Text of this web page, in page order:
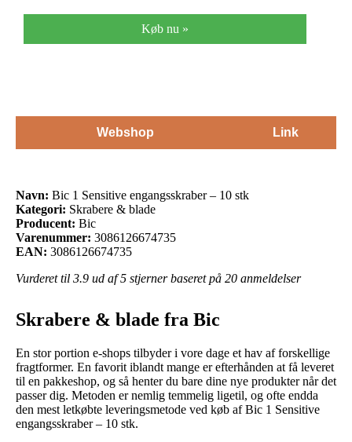
Køb nu »
Webshop Link
Navn: Bic 1 Sensitive engangsskraber – 10 stk
Kategori: Skrabere & blade
Producent: Bic
Varenummer: 3086126674735
EAN: 3086126674735
Vurderet til 3.9 ud af 5 stjerner baseret på 20 anmeldelser
Skrabere & blade fra Bic
En stor portion e-shops tilbyder i vore dage et hav af forskellige
fragtformer. En favorit iblandt mange er efterhånden at få leveret
til en pakkeshop, og så henter du bare dine nye produkter når det
passer dig. Metoden er nemlig temmelig ligetil, og ofte endda
den mest letkøbte leveringsmetode ved køb af Bic 1 Sensitive
engangsskraber – 10 stk.